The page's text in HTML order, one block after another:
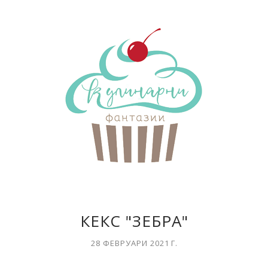
КЕКС "ЗЕБРА"
28 ФЕВРУАРИ 2021 Г.